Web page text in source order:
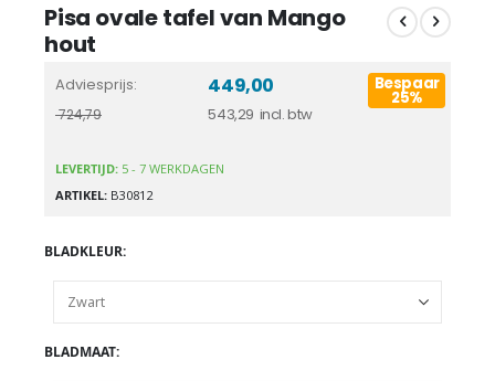
Pisa ovale tafel van Mango
hout
Adviesprijs
724,79 543,29
449,00 Bespaar
25%
LEVERTIJD: 5 - 7 WERKDAGEN
ARTIKEL B30812
BLADKLEUR
BLADMAAT